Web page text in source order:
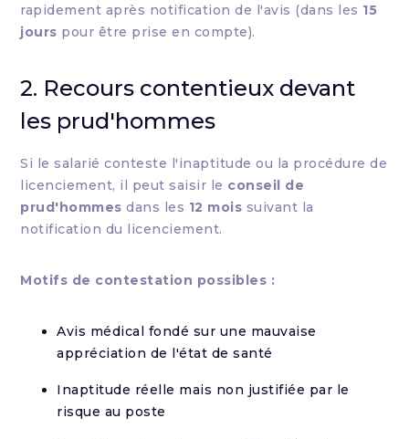
rapidement après notification de l'avis (dans les 15
jours pour être prise en compte).
2. Recours contentieux devant
les prud'hommes
Si le salarié conteste l'inaptitude ou la procédure de
licenciement, il peut saisir le conseil de
prud'hommes dans les 12 mois suivant la
notification du licenciement.
Motifs de contestation possibles :
Avis médical fondé sur une mauvaise
appréciation de l'état de santé
Inaptitude réelle mais non justifiée par le
risque au poste